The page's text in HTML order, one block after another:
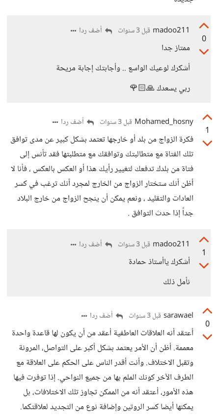
0
madoo211 قبل 3 سنوات أضف ردا
ممتاز جدا
أشكرك لوعيك الواسع .. وأجابتك إجابة مريحة
ربي يسعدك 🙏🏻🌹
1
Mohamed_hosny قبل 3 سنوات أضف ردا
فكرة الزواج من بلد أو خارجها تعتمد بشكل كبير عن مدى توافق
تلك الفتاة مع متطالبتك وتوافقك مع متطلبتها فقد تأنس إلى
فتاة من بلدك تدفعك لتغيير رأيك هذا أو العكس بالعكس ، فأنا لا
أظن أنك ستختار الزواج من الخارج لمجرد أنك ترغب في كسر
العادات والتقليد ، ونعم يمكن أن ينجح الزواج من خارج البلاد
جداً إذا حدث التوافق .
1
madoo211 قبل 3 سنوات أضف ردا
أشكرك ياأستاذ حمادة
نأمل ذلك
0
sarawael قبل 3 سنوات أضف ردا
أعتقد أنه العلاقات العاطفية أعقد من أن يكون لها قاعدة واحدة
معممة. أظن أن الأمر يعتمد بشكل أكبر على التواصل، المرونة
وتقبل الاختلاف. وأنت أقدر الناس على الحكم على العلاقة مع
الطرف الآخر كونك الملم بها من جميع النواحي. إذا توفرت فيها
هذه الأمور، أعتقد أنه من الممكن تجاوز تلك الاختلافات، بل
يمكنها أيضا كسر الروتين وإضافة نوع من التجديد لعلاقتكما.